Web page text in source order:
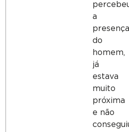
a
do
homem,
já
estava
muito
próxima
e não